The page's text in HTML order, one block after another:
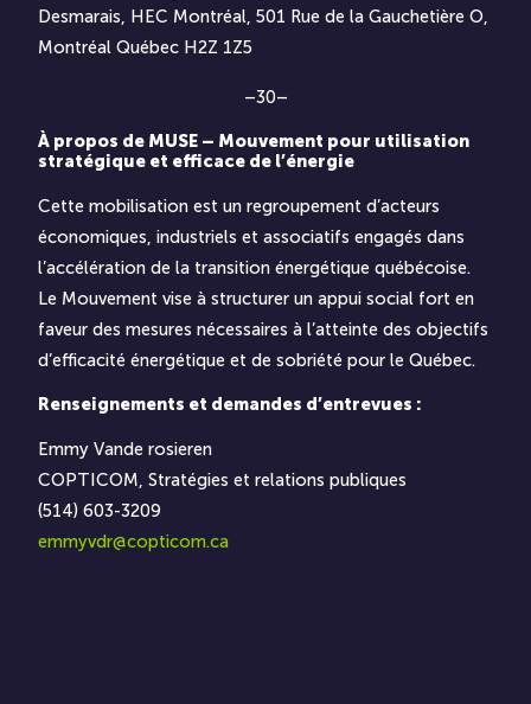
Desmarais, HEC Montréal, 501 Rue de la Gauchetière O,
Montréal Québec H2Z 1Z5
–30–
À propos de MUSE – Mouvement pour utilisation
stratégique et efficace de l’énergie
Cette mobilisation est un regroupement d’acteurs
économiques, industriels et associatifs engagés dans
l’accélération de la transition énergétique québécoise.
Le Mouvement vise à structurer un appui social fort en
faveur des mesures nécessaires à l’atteinte des objectifs
d’efficacité énergétique et de sobriété pour le Québec.
Renseignements et demandes d’entrevues :
Emmy Vande rosieren
COPTICOM, Stratégies et relations publiques
(514) 603-3209
emmyvdr@copticom.ca